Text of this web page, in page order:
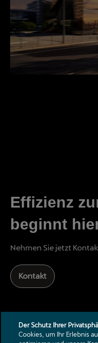
Effizienz
beginnt
Nehmen Sie jetzt
Kontakt
Der Schutz Ihrer
Cookies, um Ihr Erlebnis